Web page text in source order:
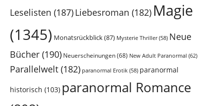
Leselisten (187)Liebesroman (182) Magie
(1345) Monatsrückblick(87) Mysterie Thriller(58) Neue
Bücher (190) Neuerscheinungen(68) New Adult Paranormal (62)
Parallelwelt (182) paranormal Erotik (58) paranormal
historisch (103) paranormal Romance